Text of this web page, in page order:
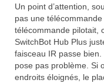
Un point d’attention,
pas une
télécommande pilotait,
SwitchBot Hub Plus
faisceau IR passe bien.
pose pas problème. Si
endroits éloignés, le